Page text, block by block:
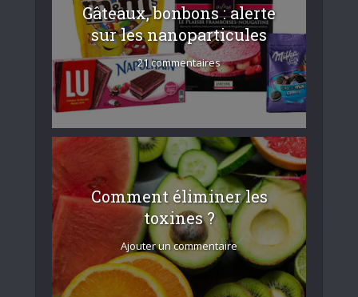
Gâteaux, bonbons : alerte
sur les nanoparticules
21 commentaires
Comment éliminer les
toxines ?
Ajouter un commentaire